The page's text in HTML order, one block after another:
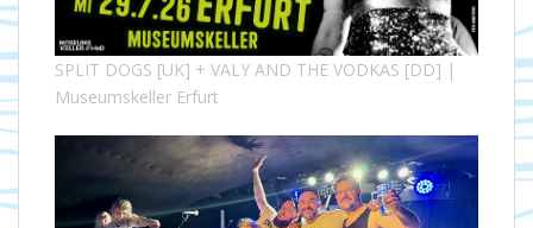
SPLIT DOGS [UK] + VALY AND THE VODKAS [DD] |
Museumskeller Erfurt